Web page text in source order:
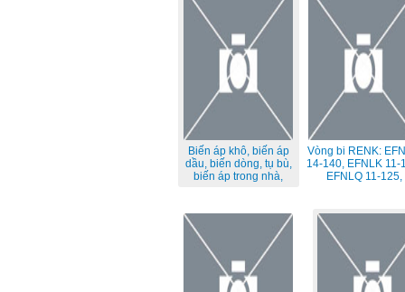
Biến áp khô, biến áp
dầu, biến dòng, tụ bù,
biến áp trong nhà,
Vòng bi RENK:
14-140, EFNLK 11-
EFNLQ 11-125,